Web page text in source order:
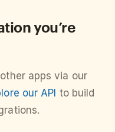
you’re
apps via our
our API to build